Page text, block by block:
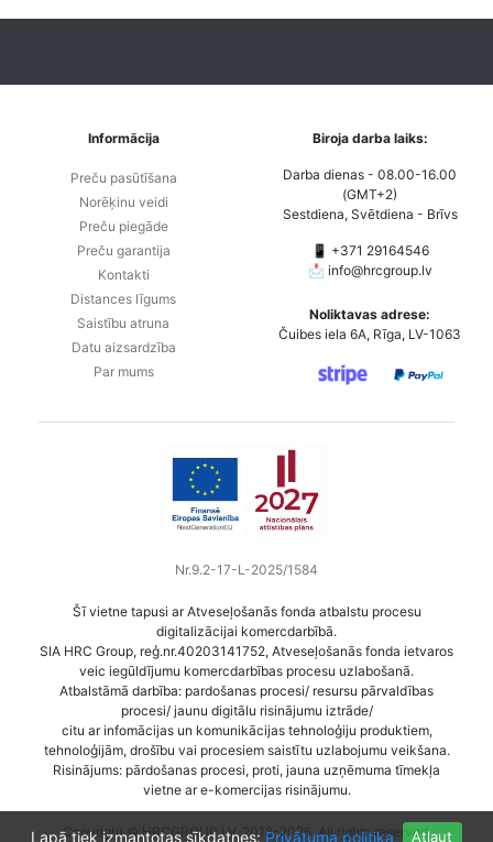
Lapā tiek izmantotas sīkdatnes: Privātuma politika Atļaut
Informācija
Preču pasūtīšana
Norēķinu veidi
Preču piegāde
Preču garantija
Kontakti
Distances līgums
Saistību atruna
Datu aizsardzība
Par mums
Biroja darba laiks:
Darba dienas - 08.00-16.00
(GMT+2)
Sestdiena, Svētdiena - Brīvs
📱 +371 29164546
📩 info@hrcgroup.lv
Noliktavas adrese:
Čuibes iela 6A, Rīga, LV-1063
Nr.9.2-17-L-2025/1584
Šī vietne tapusi ar Atveseļošanās fonda atbalstu procesu
digitalizācijai komercdarbībā.
SIA HRC Group, reģ.nr.40203141752, Atveseļošanās fonda ietvaros
veic iegūldījumu komercdarbības procesu uzlabošanā.
Atbalstāmā darbība: pardošanas procesi/ resursu pārvaldības
procesi/ jaunu digitālu risinājumu iztrāde/
citu ar infomācijas un komunikācijas tehnoloģiju produktiem,
tehnoloģijām, drošību vai procesiem saistītu uzlabojumu veikšana.
Risinājums: pārdošanas procesi, proti, jauna uzņēmuma tīmekļa
vietne ar e-komercijas risinājumu.
Copyright © HRCGROUP.LV, 2018-2026. All rights reserved.